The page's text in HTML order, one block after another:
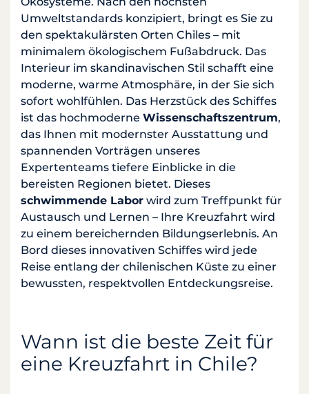
Umweltstandards konzipiert, bringt es Sie zu
den spektakulärsten Orten Chiles – mit
minimalem ökologischem Fußabdruck. Das
Interieur im skandinavischen Stil schafft eine
moderne, warme Atmosphäre, in der Sie sich
sofort wohlfühlen. Das Herzstück des Schiffes
ist das hochmoderne Wissenschaftszentrum,
das Ihnen mit modernster Ausstattung und
spannenden Vorträgen unseres
Expertenteams tiefere Einblicke in die
bereisten Regionen bietet. Dieses
schwimmende Labor wird zum Treffpunkt für
Austausch und Lernen – Ihre Kreuzfahrt wird
zu einem bereichernden Bildungserlebnis. An
Bord dieses innovativen Schiffes wird jede
Reise entlang der chilenischen Küste zu einer
bewussten, respektvollen Entdeckungsreise.
Wann ist die beste Zeit für
eine Kreuzfahrt in Chile?